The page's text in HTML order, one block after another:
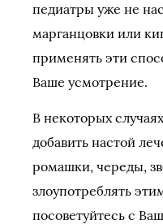
педиатры уже не
марганцовки или
применять эти
Ваше усмотрение.
В некоторых
добавить настой
ромашки, череды,
злоупотреблять
посоветуйтесь с